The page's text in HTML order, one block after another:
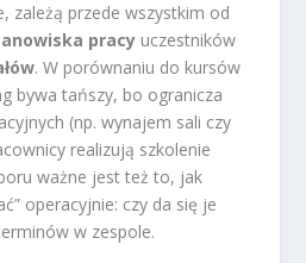
zależą przede wszystkim od
pracy uczestników
. W porównaniu do kursów
bywa tańszy, bo ogranicza
(np. wynajem sali czy
realizują szkolenie
ważne jest też to, jak
operacyjnie: czy da się je
w zespole.